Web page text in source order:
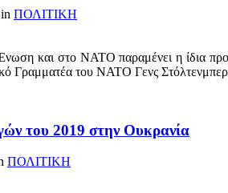
ΠΟΛΙΤΙΚΗ
και στο ΝΑΤΟ παραμένει η ίδια
Γραμματέα του ΝΑΤΟ Γενς
του 2019 στην Ουκρανία
ΠΟΛΙΤΙΚΗ